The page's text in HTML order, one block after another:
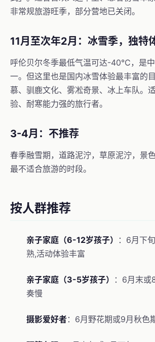
非常规旅游旺季，部分营地已关闭。
11月至次年2月：冰雪季，独特
呼伦贝尔冬季最低气温可达-40℃，是
一。但这里也是国内冰雪体验最丰富的
慕、驯鹿文化、雾凇奇景、冰上车队。
验、耐寒能力强的旅行者。
3-4月：不推荐
春季融雪期，道路泥泞，草原泥泞，景
最不适合旅游的时段。
按人群推荐
亲子家庭（6-12岁孩子）
：6月下
熟,活动体验丰富
亲子家庭（3-5岁孩子）
：6月末或
奏慢
摄影爱好者：6月野花期或9月秋色